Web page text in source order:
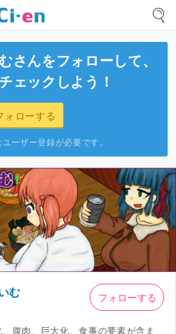
さんをフォローして、
ェックしよう！
ォローする
ーザー登録が必要です。
む
腹肉、巨大化、食事の要素が含ま
フォローする